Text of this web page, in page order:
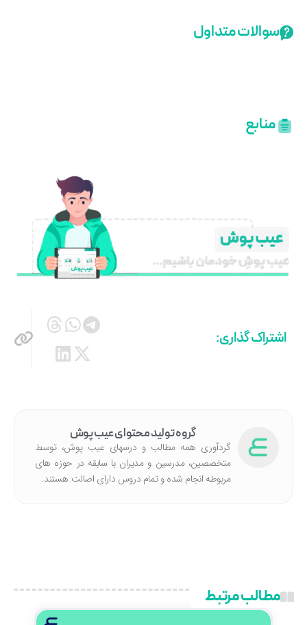
سوالات متداول
منابع
اشتراک گذاری:
گروه تولید محتوای عیب پوش
گردآوری همه مطالب و درسهای عیب پوش، توسط
متخصصین، مدرسین و مدیران با سابقه در حوزه های
مربوطه انجام شده‌ و تمام دروس دارای اصالت هستند.
مطالب مرتبط